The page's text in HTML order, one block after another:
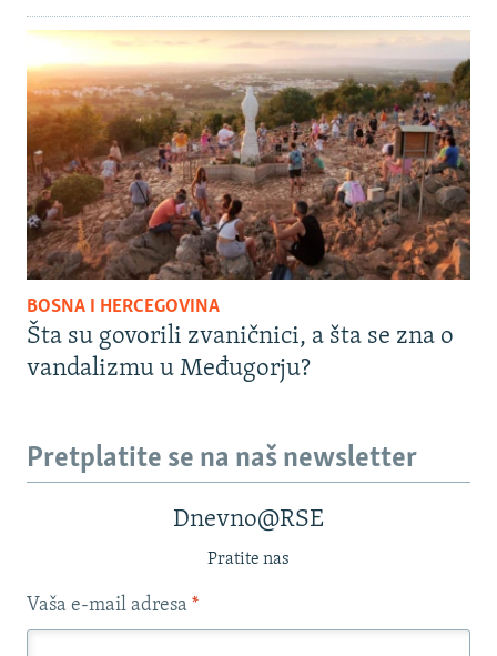
BOSNA I HERCEGOVINA
Šta su govorili zvaničnici, a šta se zna o
vandalizmu u Međugorju?
Pretplatite se na naš newsletter
Dnevno@RSE
Pratite nas
Vaša e-mail adresa *